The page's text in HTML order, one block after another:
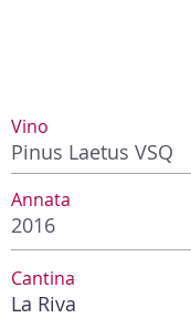
Vino
Pinus Laetus VSQ
Annata
2016
Cantina
La Riva